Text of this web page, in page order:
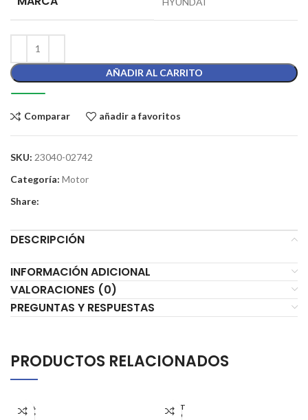
AÑADIR AL CARRITO
Comparar añadir a favoritos
SKU: 23040-02742
Categoría: Motor
Share:
DESCRIPCIÓN
INFORMACIÓN ADICIONAL
VALORACIONES (0)
PREGUNTAS Y RESPUESTAS
PRODUCTOS RELACIONADOS
AGOT
ADO